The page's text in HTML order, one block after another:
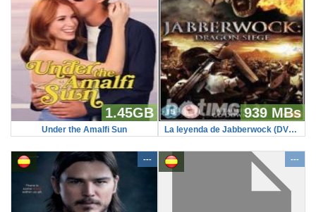
1.45GB
Under the Amalfi Sun
939 MBs
La leyenda de Jabberwock (DVDRip)
--- ---